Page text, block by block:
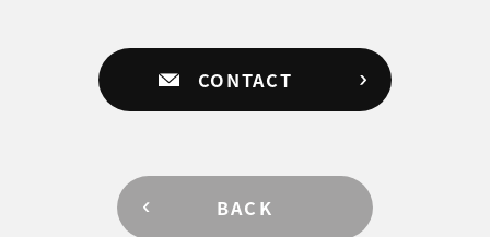
CONTACT
BACK